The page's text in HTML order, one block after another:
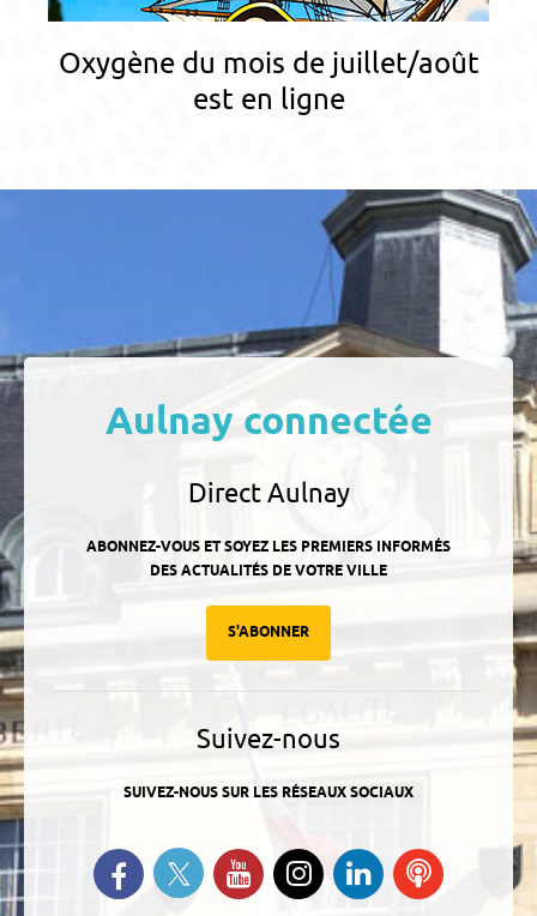
Oxygène du mois de juillet/août
est en ligne
Aulnay connectée
Direct Aulnay
ABONNEZ-VOUS ET SOYEZ LES PREMIERS INFORMÉS
DES ACTUALITÉS DE VOTRE VILLE
S'ABONNER
Suivez-nous
SUIVEZ-NOUS SUR LES RÉSEAUX SOCIAUX
Retrouvez-nous sur Facebook
Suivez-nous sur Twitter
Suivez-nous sur YouTube
Suivez-nous sur
Instagram
Retrouvez-
nous sur
Ecoutez